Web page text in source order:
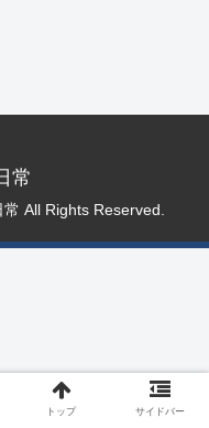
常
All Rights Reserved.
トップ サイドバー